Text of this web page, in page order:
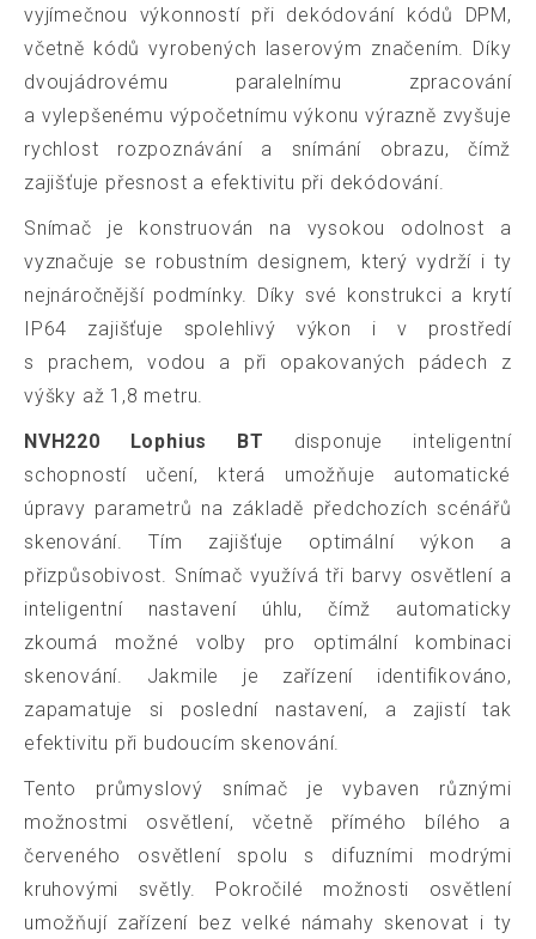
vyjímečnou výkonností při dekódování kódů DPM,
včetně kódů vyrobených laserovým značením. Díky
dvoujádrovému paralelnímu zpracování
a vylepšenému výpočetnímu výkonu výrazně zvyšuje
rychlost rozpoznávání a snímání obrazu, čímž
zajišťuje přesnost a efektivitu při dekódování.
Snímač je konstruován na vysokou odolnost a
vyznačuje se robustním designem, který vydrží i ty
nejnáročnější podmínky. Díky své konstrukci a krytí
IP64 zajišťuje spolehlivý výkon i v prostředí
s prachem, vodou a při opakovaných pádech z
výšky až 1,8 metru.
NVH220 Lophius BT disponuje inteligentní
schopností učení, která umožňuje automatické
úpravy parametrů na základě předchozích scénářů
skenování. Tím zajišťuje optimální výkon a
přizpůsobivost. Snímač využívá tři barvy osvětlení a
inteligentní nastavení úhlu, čímž automaticky
zkoumá možné volby pro optimální kombinaci
skenování. Jakmile je zařízení identifikováno,
zapamatuje si poslední nastavení, a zajistí tak
efektivitu při budoucím skenování.
Tento průmyslový snímač je vybaven různými
možnostmi osvětlení, včetně přímého bílého a
červeného osvětlení spolu s difuzními modrými
kruhovými světly. Pokročilé možnosti osvětlení
umožňují zařízení bez velké námahy skenovat i ty